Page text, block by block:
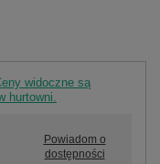
widoczne są
hurtowni.
Powiadom o
dostępności